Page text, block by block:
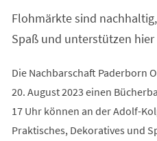
neuen
Tab)
Flohmärkte sind
Spaß und unterstützen
Die Nachbarschaft Paderborn
20. August 2023 einen
17 Uhr können an der Adolf-
Praktisches, Dekoratives und